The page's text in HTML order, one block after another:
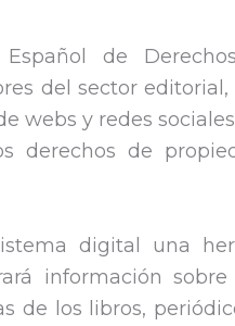
de Derechos
del sector
webs y redes
derechos de
digital una
información
de los libros,